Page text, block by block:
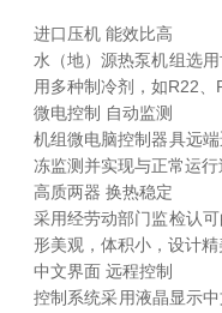
进口压机 能效比高
水（地）源热泵机组选
用多种制冷剂，如R22
微电控制 自动监测
机组微电脑控制器具远
冻监测并实现与正常运
高质两器 换热稳定
采用经劳动部门监检认
形美观，体积小，设计
中文界面 远程控制
控制系统采用液晶显示